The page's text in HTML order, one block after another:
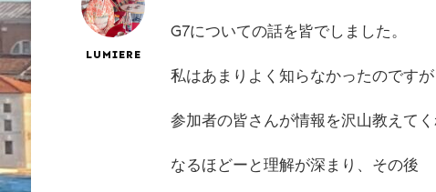
LUMIERE
G7についての話を皆でしました。
私はあまりよく知らなかったのですが
参加者の皆さんが情報を沢山教えて
なるほどーと理解が深まり、その後